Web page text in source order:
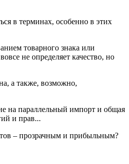
в терминах, особенно в этих
товарного знака или
не определяет качество, но
а также, возможно,
на параллельный импорт и общая
и прав...
– прозрачным и прибыльным?